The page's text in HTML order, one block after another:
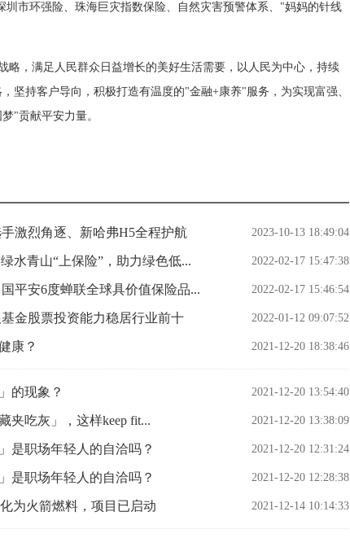
圳市环强险、珠海巨灾指数保险、自然灾害预警体系、"妈妈的针线
，满足人民群众日益增长的美好生活需要，以人民为中心，持续
坚持客户导向，积极打造有温度的"金融+康养"服务，为实现富强、
"贡献平安力量。
激烈角逐、新哈弗H5全程护航 2023-10-13 18:49:04
水青山“上保险”，助力绿色低... 2022-02-17 15:47:38
平安6度蝉联全球具价值保险品... 2022-02-17 15:46:54
金股票投资能力稳居行业前十 2022-01-12 09:07:52
康？ 2021-12-20 18:38:46
的现象？ 2021-12-20 13:54:40
夹吃灰」，这样keep fit... 2021-12-20 13:38:09
是职场年轻人的自洽吗？ 2021-12-20 12:31:24
是职场年轻人的自洽吗？ 2021-12-20 12:28:38
为火箭燃料，项目已启动 2021-12-14 10:14:33